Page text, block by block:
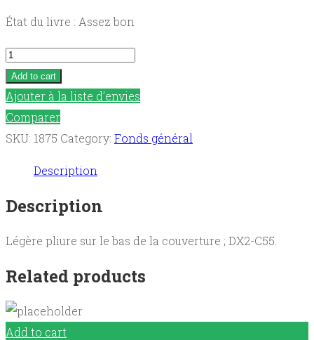
État du livre : Assez bon
Dom
Guéranger
chez
Pie
IX
1852
Add to cart
Ajouter à la liste d’envies
Comparer
SKU: 1875 Category: Fonds général
Description
Description
Légère pliure sur le bas de la couverture ; DX2-C55.
Related products
Add to cart